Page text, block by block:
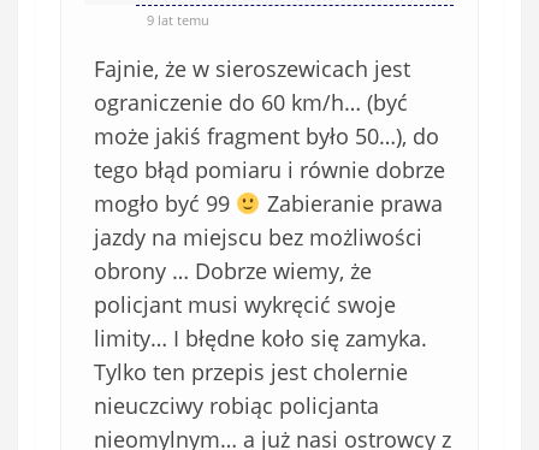
9 lat temu
Fajnie, że w sieroszewicach jest
ograniczenie do 60 km/h… (być
może jakiś fragment było 50…), do
tego błąd pomiaru i równie dobrze
mogło być 99
Zabieranie prawa
jazdy na miejscu bez możliwości
obrony … Dobrze wiemy, że
policjant musi wykręcić swoje
limity… I błędne koło się zamyka.
Tylko ten przepis jest cholernie
nieuczciwy robiąc policjanta
nieomylnym… a już nasi ostrowcy z